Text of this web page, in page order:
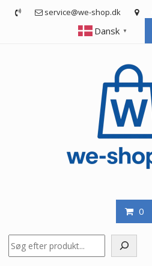
service@we-shop.dk
Dansk ▼
0